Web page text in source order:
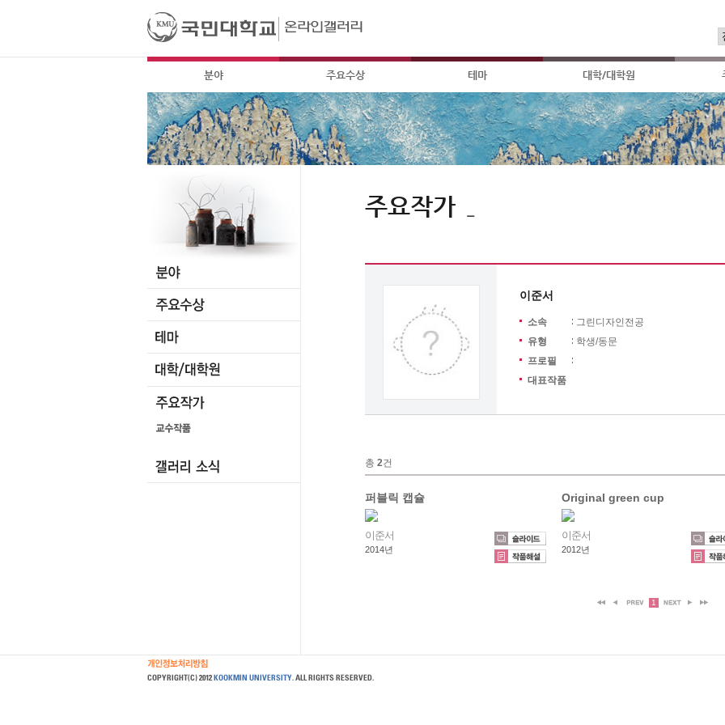
분야 주요수상 테마 대학/대학원
주요작가
이준서
소속
그린디자인전공
유형
학생/동문
프로필
대표작품
총 2건
퍼블릭 캡슐
이준서
2014년
Original green cup
이준서
2012년
1